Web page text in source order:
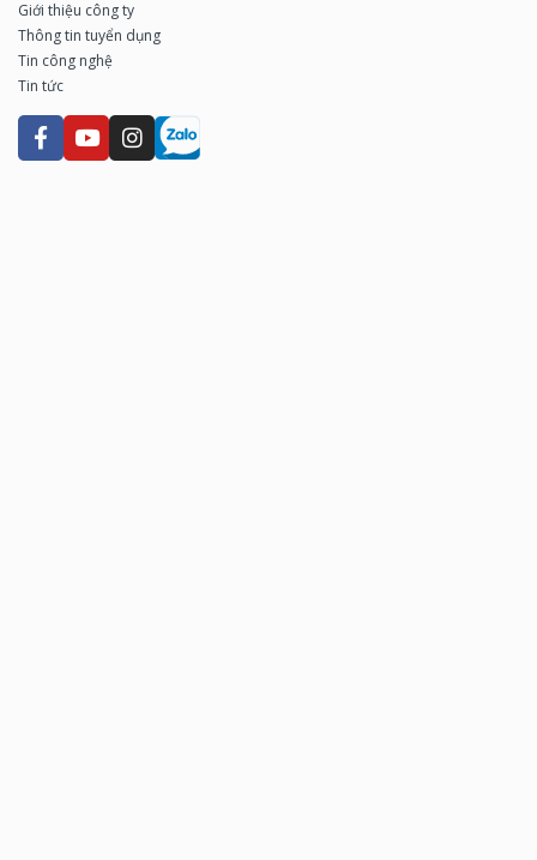
Giới thiệu công ty
Thông tin tuyển dụng
Tin công nghệ
Tin tức